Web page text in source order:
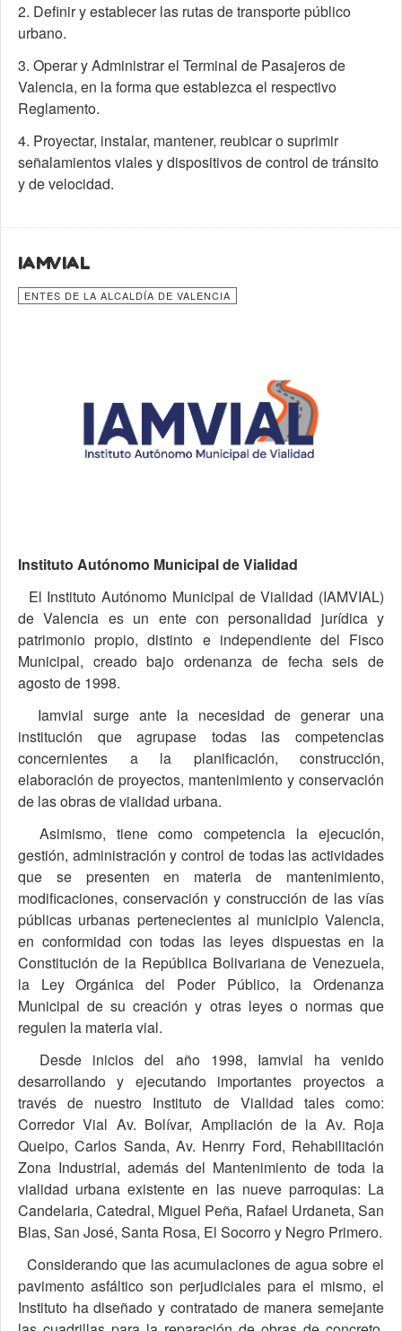
2. Definir y establecer las rutas de transporte público
urbano.
3. Operar y Administrar el Terminal de Pasajeros de
Valencia, en la forma que establezca el respectivo
Reglamento.
4. Proyectar, instalar, mantener, reubicar o suprimir
señalamientos viales y dispositivos de control de tránsito
y de velocidad.
IAMVIAL
ENTES DE LA ALCALDÍA DE VALENCIA
Instituto Autónomo Municipal de Vialidad
El Instituto Autónomo Municipal de Vialidad (IAMVIAL)
de Valencia es un ente con personalidad jurídica y
patrimonio propio, distinto e independiente del Fisco
Municipal, creado bajo ordenanza de fecha seis de
agosto de 1998.
Iamvial surge ante la necesidad de generar una
institución que agrupase todas las competencias
concernientes a la planificación, construcción,
elaboración de proyectos, mantenimiento y conservación
de las obras de vialidad urbana.
Asimismo, tiene como competencia la ejecución,
gestión, administración y control de todas las actividades
que se presenten en materia de mantenimiento,
modificaciones, conservación y construcción de las vías
públicas urbanas pertenecientes al municipio Valencia,
en conformidad con todas las leyes dispuestas en la
Constitución de la República Bolivariana de Venezuela,
la Ley Orgánica del Poder Público, la Ordenanza
Municipal de su creación y otras leyes o normas que
regulen la materia vial.
Desde inicios del año 1998, Iamvial ha venido
desarrollando y ejecutando importantes proyectos a
través de nuestro Instituto de Vialidad tales como:
Corredor Vial Av. Bolívar, Ampliación de la Av. Roja
Queipo, Carlos Sanda, Av. Henrry Ford, Rehabilitación
Zona Industrial, además del Mantenimiento de toda la
vialidad urbana existente en las nueve parroquias: La
Candelaria, Catedral, Miguel Peña, Rafael Urdaneta, San
Blas, San José, Santa Rosa, El Socorro y Negro Primero.
Considerando que las acumulaciones de agua sobre el
pavimento asfáltico son perjudiciales para el mismo, el
Instituto ha diseñado y contratado de manera semejante